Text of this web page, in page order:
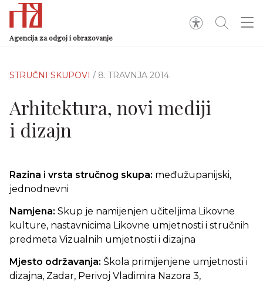
Agencija za odgoj i obrazovanje
STRUČNI SKUPOVI / 8. TRAVNJA 2014.
Arhitektura, novi mediji
i dizajn
Razina i vrsta stručnog skupa: međužupanijski,
jednodnevni
Namjena: Skup je namijenjen učiteljima Likovne
kulture, nastavnicima Likovne umjetnosti i stručnih
predmeta Vizualnih umjetnosti i dizajna
Mjesto održavanja: Škola primijenjene umjetnosti i
dizajna, Zadar, Perivoj Vladimira Nazora 3,